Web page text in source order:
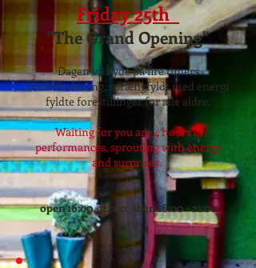
Friday 25th
"The Grand Opening"
Dagen vil byde på fire timers
underholdning, sprængfyldt med energi
fyldte forestillinger for alle aldre.
Waiting for you are 4 hours of
performances, sprouting with energy
and surprises.
open 16:00 - 21:00 åben 16:00 - 21:00